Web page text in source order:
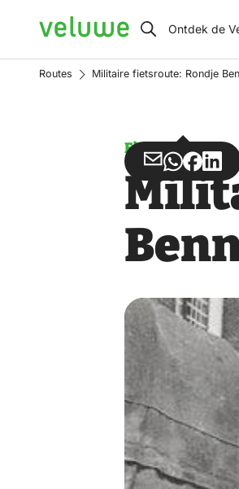
Veluwe Ontdek de
Routes Militaire fietsroute: Rondje
Fietsen
Deel
via
Deel
via
Deel
op
Deel
op